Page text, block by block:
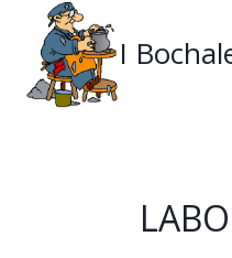
contenuto
I